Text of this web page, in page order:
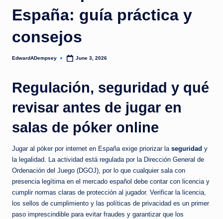
España: guía práctica y
consejos
Posted
EdwardADempsey June 3, 2026
Regulación, seguridad y qué
revisar antes de jugar en
salas de póker online
Jugar al póker por internet en España exige priorizar la seguridad y
la legalidad. La actividad está regulada por la Dirección General de
Ordenación del Juego (DGOJ), por lo que cualquier sala con
presencia legítima en el mercado español debe contar con licencia y
cumplir normas claras de protección al jugador. Verificar la licencia,
los sellos de cumplimiento y las políticas de privacidad es un primer
paso imprescindible para evitar fraudes y garantizar que los